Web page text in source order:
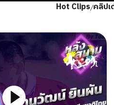
Hot Clips/คลิปเ